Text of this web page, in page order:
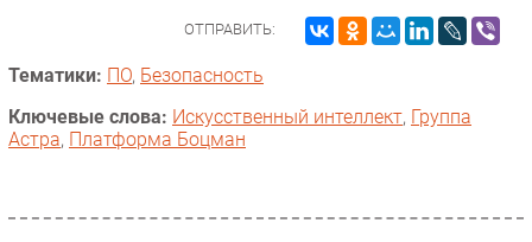
ОТПРАВИТЬ:
Тематики: ПО, Безопасность
Ключевые слова: Искусственный интеллект, Группа
Астра, Платформа Боцман